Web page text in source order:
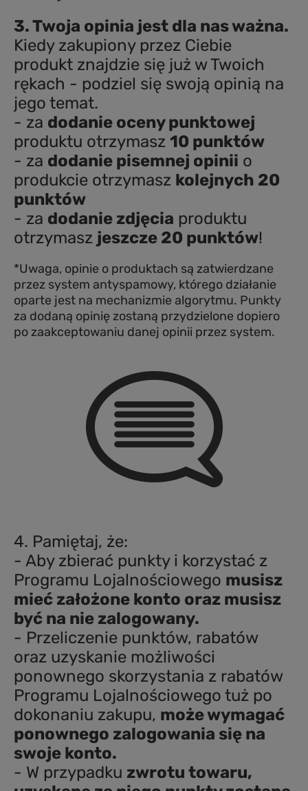
3. Twoja opinia jest dla nas ważna.
Kiedy zakupiony przez Ciebie
produkt znajdzie się już w Twoich
rękach - podziel się swoją opinią na
jego temat.
- za dodanie oceny punktowej
produktu otrzymasz 10 punktów
- za dodanie pisemnej opinii o
produkcie otrzymasz kolejnych 20
punktów
- za dodanie zdjęcia produktu
otrzymasz jeszcze 20 punktów!
*Uwaga, opinie o produktach są zatwierdzane
przez system antyspamowy, którego działanie
oparte jest na mechanizmie algorytmu. Punkty
za dodaną opinię zostaną przydzielone dopiero
po zaakceptowaniu danej opinii przez system.
4. Pamiętaj, że:
- Aby zbierać punkty i korzystać z
Programu Lojalnościowego musisz
mieć założone konto oraz musisz
być na nie zalogowany.
- Przeliczenie punktów, rabatów
oraz uzyskanie możliwości
ponownego skorzystania z rabatów
Programu Lojalnościowego tuż po
dokonaniu zakupu, może wymagać
ponownego zalogowania się na
swoje konto.
- W przypadku zwrotu towaru,